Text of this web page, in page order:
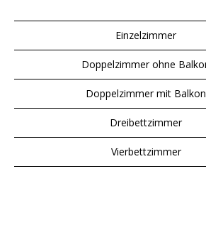
Einzelzimmer
Doppelzimmer ohne
Doppelzimmer mit Balkon
Dreibettzimmer
Vierbettzimmer